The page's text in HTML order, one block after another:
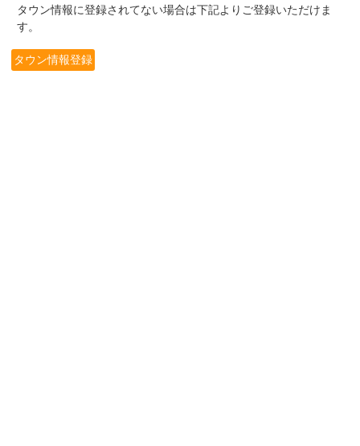
タウン情報に登録されてない場合は下記よりご登録いただけま
す。
タウン情報登録